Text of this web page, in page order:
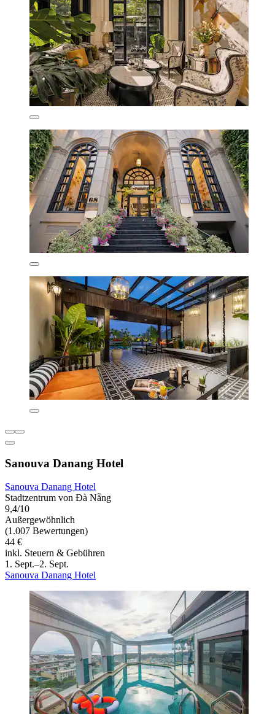
Sanouva Danang Hotel
Sanouva Danang Hotel
Stadtzentrum von Đà Nẵng
9,4/10
Außergewöhnlich
(1.007 Bewertungen)
44 €
inkl. Steuern & Gebühren
1. Sept.–2. Sept.
Sanouva Danang Hotel